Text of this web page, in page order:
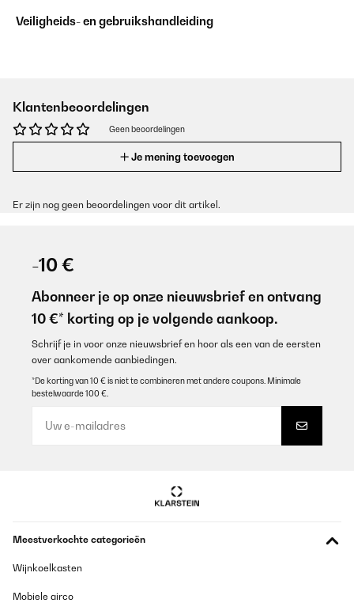
Veiligheids- en gebruikshandleiding
Klantenbeoordelingen
Geen beoordelingen
Je mening toevoegen
Er zijn nog geen beoordelingen voor dit artikel.
-10 €
Abonneer je op onze nieuwsbrief en ontvang
10 €* korting op je volgende aankoop.
Schrijf je in voor onze nieuwsbrief en hoor als een van de eersten
over aankomende aanbiedingen.
*De korting van 10 € is niet te combineren met andere coupons. Minimale
bestelwaarde 100 €.
Meestverkochte categorieën
Wijnkoelkasten
Mobiele airco